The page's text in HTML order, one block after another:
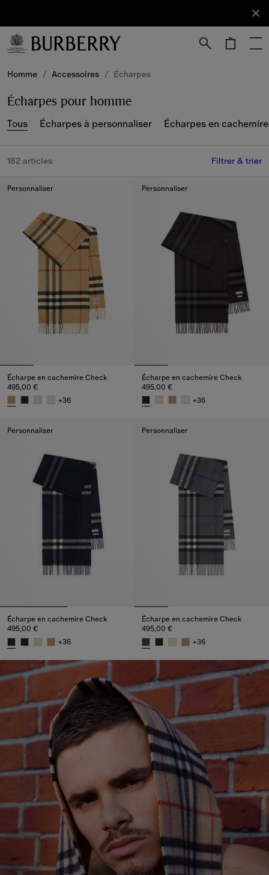
Abonnez-
vous à
notre
Homme / Accessoires / Écharpes
Écharpes pour homme
Tous Écharpes à personnaliser Écharpes en cachemire
182 articles Filtrer & trier
Personnaliser
Écharpe en cachemire Check
495,00 €
+36
Personnaliser
Écharpe en cachemire Check
495,00 €
+36
Personnaliser
Écharpe en cachemire Check
495,00 €
+36
Personnaliser
Écharpe en cachemire Check
495,00 €
+36